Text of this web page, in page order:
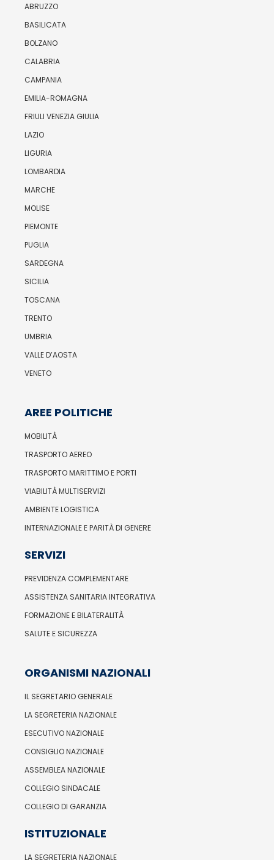
ABRUZZO
BASILICATA
BOLZANO
CALABRIA
CAMPANIA
EMILIA-ROMAGNA
FRIULI VENEZIA GIULIA
LAZIO
LIGURIA
LOMBARDIA
MARCHE
MOLISE
PIEMONTE
PUGLIA
SARDEGNA
SICILIA
TOSCANA
TRENTO
UMBRIA
VALLE D’AOSTA
VENETO
AREE POLITICHE
MOBILITÀ
TRASPORTO AEREO
TRASPORTO MARITTIMO E PORTI
VIABILITÀ MULTISERVIZI
AMBIENTE LOGISTICA
INTERNAZIONALE E PARITÀ DI GENERE
SERVIZI
PREVIDENZA COMPLEMENTARE
ASSISTENZA SANITARIA INTEGRATIVA
FORMAZIONE E BILATERALITÀ
SALUTE E SICUREZZA
ORGANISMI NAZIONALI
IL SEGRETARIO GENERALE
LA SEGRETERIA NAZIONALE
ESECUTIVO NAZIONALE
CONSIGLIO NAZIONALE
ASSEMBLEA NAZIONALE
COLLEGIO SINDACALE
COLLEGIO DI GARANZIA
ISTITUZIONALE
LA SEGRETERIA NAZIONALE